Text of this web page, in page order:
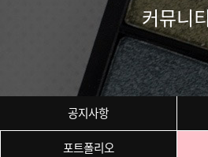
커뮤니
공지사항
포트폴리오